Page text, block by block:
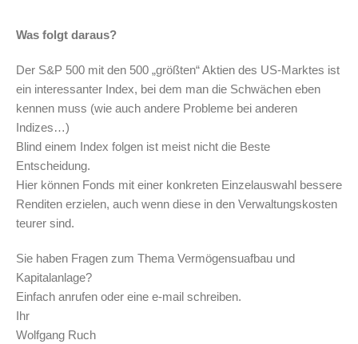
Was folgt daraus?
Der S&P 500 mit den 500 „größten“ Aktien des US-Marktes ist
ein interessanter Index, bei dem man die Schwächen eben
kennen muss (wie auch andere Probleme bei anderen
Indizes…)
Blind einem Index folgen ist meist nicht die Beste
Entscheidung.
Hier können Fonds mit einer konkreten Einzelauswahl bessere
Renditen erzielen, auch wenn diese in den Verwaltungskosten
teurer sind.
Sie haben Fragen zum Thema Vermögensuafbau und
Kapitalanlage?
Einfach anrufen oder eine e-mail schreiben.
Ihr
Wolfgang Ruch